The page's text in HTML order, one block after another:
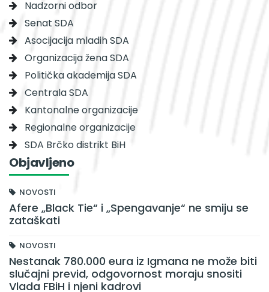
Nadzorni odbor
Senat SDA
Asocijacija mladih SDA
Organizacija žena SDA
Politička akademija SDA
Centrala SDA
Kantonalne organizacije
Regionalne organizacije
SDA Brčko distrikt BiH
Objavljeno
NOVOSTI
Afere „Black Tie“ i „Spengavanje“ ne smiju se
zataškati
NOVOSTI
Nestanak 780.000 eura iz Igmana ne može biti
slučajni previd, odgovornost moraju snositi
Vlada FBiH i njeni kadrovi